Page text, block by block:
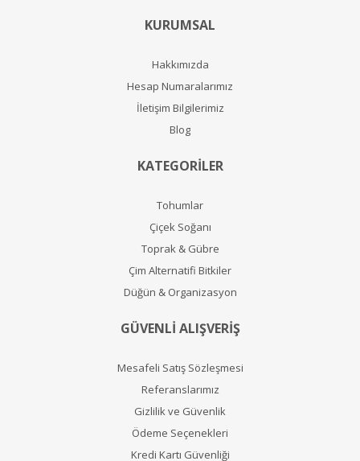
KURUMSAL
Hakkımızda
Hesap Numaralarımız
İletişim Bilgilerimiz
Blog
KATEGORİLER
Tohumlar
Çiçek Soğanı
Toprak & Gübre
Çim Alternatifi Bitkiler
Düğün & Organizasyon
GÜVENLİ ALIŞVERİŞ
Mesafeli Satış Sözleşmesi
Referanslarımız
Gizlilik ve Güvenlik
Ödeme Seçenekleri
Kredi Kartı Güvenliği